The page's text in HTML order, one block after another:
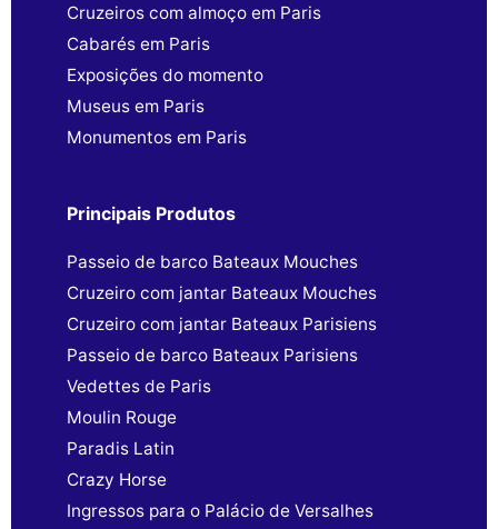
Cruzeiros com almoço em Paris
Cabarés em Paris
Exposições do momento
Museus em Paris
Monumentos em Paris
Principais Produtos
Passeio de barco Bateaux Mouches
Cruzeiro com jantar Bateaux Mouches
Cruzeiro com jantar Bateaux Parisiens
Passeio de barco Bateaux Parisiens
Vedettes de Paris
Moulin Rouge
Paradis Latin
Crazy Horse
Ingressos para o Palácio de Versalhes